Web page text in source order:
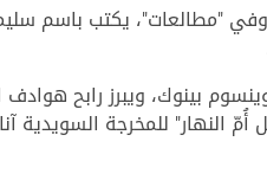
"مطالعات"، يكتب باسم
بينوك، ويبرز رابح هوادف
النهار" للمخرجة السويدية